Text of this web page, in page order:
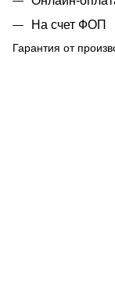
На счет ФОП
Гарантия от